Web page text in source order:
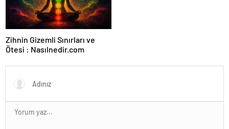
Zihnin Gizemli Sınırları ve
Ötesi : Nasılnedir.com